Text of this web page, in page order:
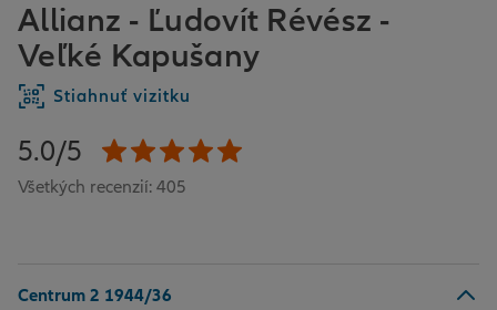
Allianz - Ľudovít Révész -
Veľké Kapušany
Stiahnuť vizitku
5.0/5
Všetkých recenzií: 405
Centrum 2 1944/36